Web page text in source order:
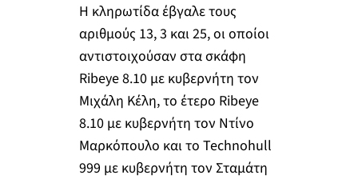
Η κληρωτίδα έβγαλε τους
αριθμούς 13, 3 και 25, οι οποίοι
αντιστοιχούσαν στα σκάφη
Ribeye 8.10 με κυβερνήτη τον
Μιχάλη Κέλη, το έτερο Ribeye
8.10 με κυβερνήτη τον Ντίνο
Μαρκόπουλο και το Technohull
999 με κυβερνήτη τον Σταμάτη